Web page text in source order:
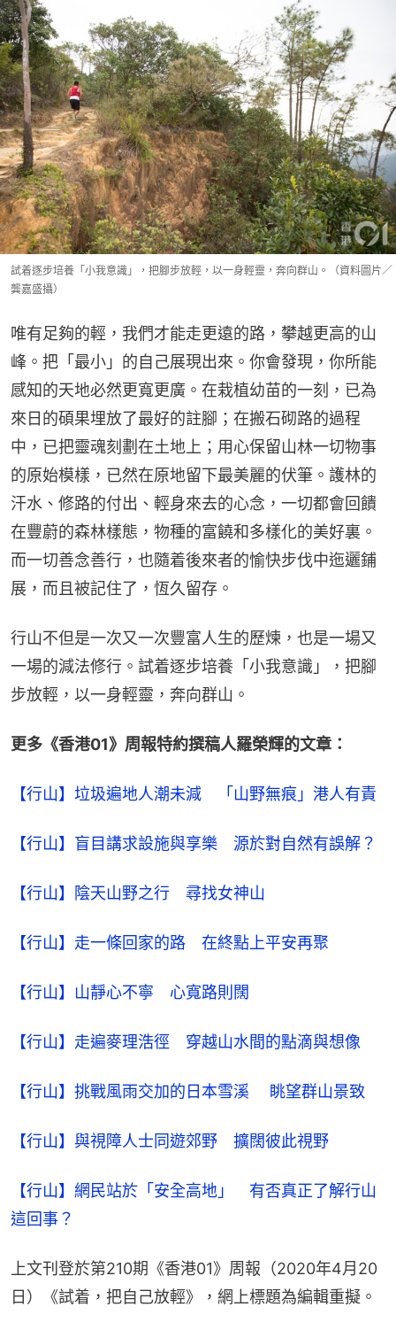
試着逐步培養「小我意識」，把腳步放輕，以一身輕靈，奔向群山。（資料圖片／
龔嘉盛攝）
唯有足夠的輕，我們才能走更遠的路，攀越更高的山
峰。把「最小」的自己展現出來。你會發現，你所能
感知的天地必然更寬更廣。在栽植幼苗的一刻，已為
來日的碩果埋放了最好的註腳；在搬石砌路的過程
中，已把靈魂刻劃在土地上；用心保留山林一切物事
的原始模樣，已然在原地留下最美麗的伏筆。護林的
汗水、修路的付出、輕身來去的心念，一切都會回饋
在豐蔚的森林樣態，物種的富饒和多樣化的美好裏。
而一切善念善行，也隨着後來者的愉快步伐中迤邐鋪
展，而且被記住了，恆久留存。
行山不但是一次又一次豐富人生的歷煉，也是一場又
一場的減法修行。試着逐步培養「小我意識」，把腳
步放輕，以一身輕靈，奔向群山。
更多《香港01》周報特約撰稿人羅榮輝的文章：
【行山】垃圾遍地人潮未減　「山野無痕」港人有責
【行山】盲目講求設施與享樂　源於對自然有誤解？
【行山】陰天山野之行　尋找女神山
【行山】走一條回家的路　在終點上平安再聚
【行山】山靜心不寧　心寬路則闊
【行山】走遍麥理浩徑　穿越山水間的點滴與想像
【行山】挑戰風雨交加的日本雪溪 　眺望群山景致
【行山】與視障人士同遊郊野　擴闊彼此視野
【行山】網民站於「安全高地」　有否真正了解行山
這回事？
上文刊登於第210期《香港01》周報（2020年4月20
日）《試着，把自己放輕》，網上標題為編輯重擬。